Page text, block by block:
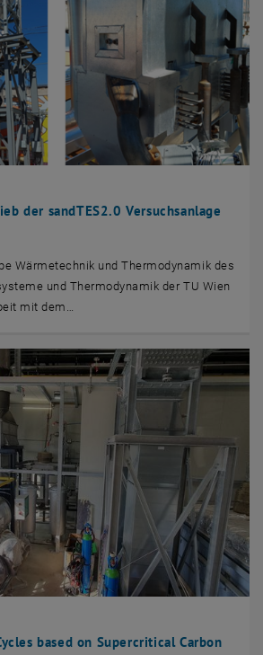
der sandTES2.0 Versuchsanlage
Wärmetechnik und Thermodynamik des
und Thermodynamik der TU Wien
mit dem…
based on Supercritical Carbon